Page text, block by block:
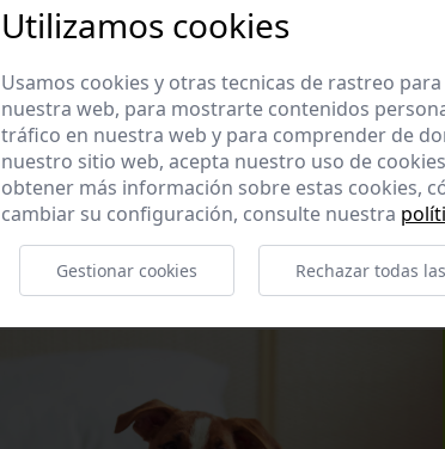
Utilizamos cookies
Usamos cookies y otras tecnicas de rastreo
nuestra web, para mostrarte contenidos
tráfico en nuestra web y para comprender de
nuestro sitio web, acepta nuestro uso de
obtener más información sobre estas cookies,
cambiar su configuración, consulte nuestra
Gestionar cookies Rechazar todas